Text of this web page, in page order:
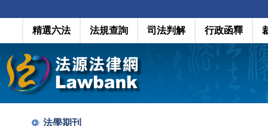
精選六法 法規查詢 司法判解 行政函釋
法學期刊